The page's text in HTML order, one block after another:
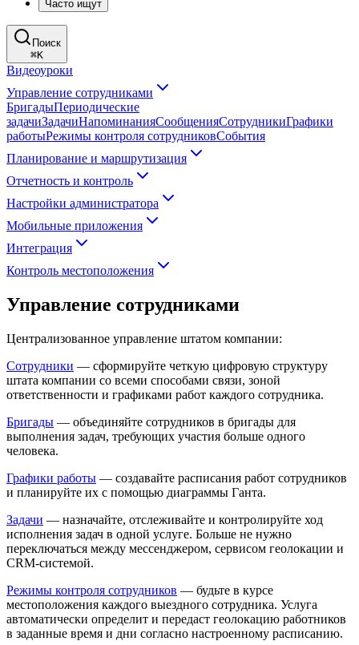
Часто ищут
Поиск
⌘K
Видеоуроки
Управление сотрудниками
БригадыПериодические
задачиЗадачиНапоминанияСообщенияСотрудникиГрафики
работыРежимы контроля сотрудниковСобытия
Планирование и маршрутизация
Отчетность и контроль
Настройки администратора
Мобильные приложения
Интеграция
Контроль местоположения
Управление сотрудниками
Централизованное управление штатом компании:
Сотрудники — сформируйте четкую цифровую структуру
штата компании со всеми способами связи, зоной
ответственности и графиками работ каждого сотрудника.
Бригады — объединяйте сотрудников в бригады для
выполнения задач, требующих участия больше одного
человека.
Графики работы — создавайте расписания работ сотрудников
и планируйте их с помощью диаграммы Ганта.
Задачи — назначайте, отслеживайте и контролируйте ход
исполнения задач в одной услуге. Больше не нужно
переключаться между мессенджером, сервисом геолокации и
CRM-системой.
Режимы контроля сотрудников — будьте в курсе
местоположения каждого выездного сотрудника. Услуга
автоматически определит и передаст геолокацию работников
в заданные время и дни согласно настроенному расписанию.